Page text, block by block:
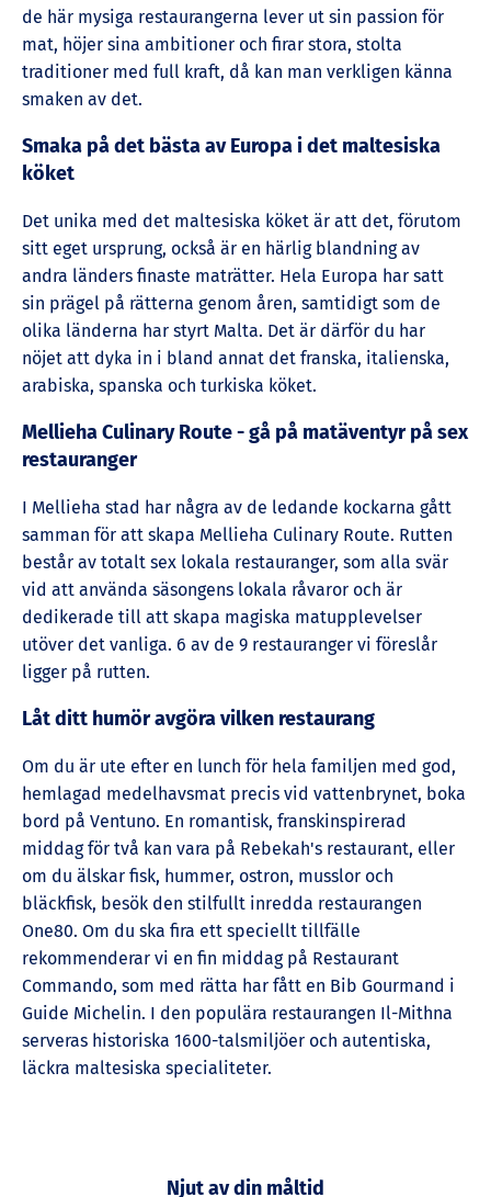
de här mysiga restaurangerna lever ut sin passion för
mat, höjer sina ambitioner och firar stora, stolta
traditioner med full kraft, då kan man verkligen känna
smaken av det.
Smaka på det bästa av Europa i det maltesiska
köket
Det unika med det maltesiska köket är att det, förutom
sitt eget ursprung, också är en härlig blandning av
andra länders finaste maträtter. Hela Europa har satt
sin prägel på rätterna genom åren, samtidigt som de
olika länderna har styrt Malta. Det är därför du har
nöjet att dyka in i bland annat det franska, italienska,
arabiska, spanska och turkiska köket.
Mellieha Culinary Route - gå på matäventyr på sex
restauranger
I Mellieha stad har några av de ledande kockarna gått
samman för att skapa Mellieha Culinary Route. Rutten
består av totalt sex lokala restauranger, som alla svär
vid att använda säsongens lokala råvaror och är
dedikerade till att skapa magiska matupplevelser
utöver det vanliga. 6 av de 9 restauranger vi föreslår
ligger på rutten.
Låt ditt humör avgöra vilken restaurang
Om du är ute efter en lunch för hela familjen med god,
hemlagad medelhavsmat precis vid vattenbrynet, boka
bord på Ventuno. En romantisk, franskinspirerad
middag för två kan vara på Rebekah's restaurant, eller
om du älskar fisk, hummer, ostron, musslor och
bläckfisk, besök den stilfullt inredda restaurangen
One80. Om du ska fira ett speciellt tillfälle
rekommenderar vi en fin middag på Restaurant
Commando, som med rätta har fått en Bib Gourmand i
Guide Michelin. I den populära restaurangen Il-Mithna
serveras historiska 1600-talsmiljöer och autentiska,
läckra maltesiska specialiteter.
Njut av din måltid